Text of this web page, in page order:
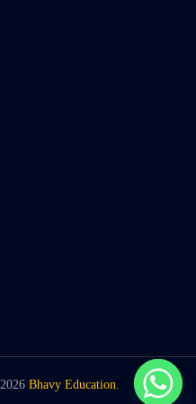
2026 Bhavy Education